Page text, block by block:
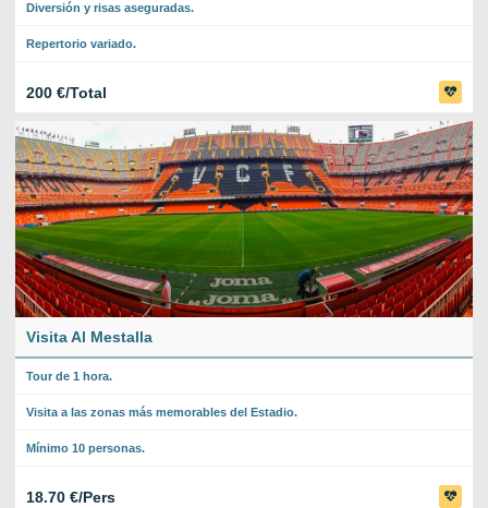
Diversión y risas aseguradas.
Repertorio variado.
200 €/Total
Visita Al Mestalla
Tour de 1 hora.
Visita a las zonas más memorables del Estadio.
Mínimo 10 personas.
18.70 €/Pers